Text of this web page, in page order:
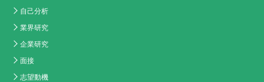
自己分析
業界研究
企業研究
面接
志望動機